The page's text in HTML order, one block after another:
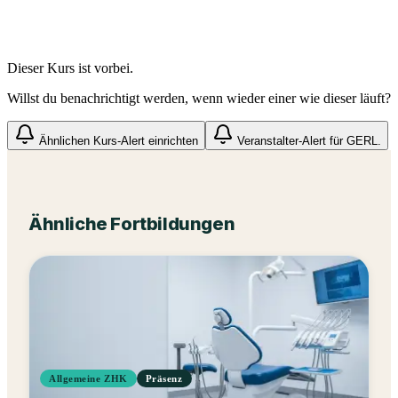
Dieser Kurs ist vorbei.
Willst du benachrichtigt werden, wenn wieder einer wie dieser läuft?
Ähnlichen Kurs-Alert einrichten Veranstalter-Alert für GERL.
Ähnliche Fortbildungen
Allgemeine ZHK Präsenz